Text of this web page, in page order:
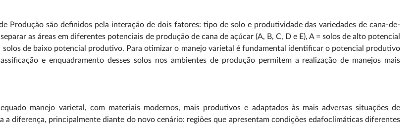
Produção são definidos pela interação de dois fatores: tipo de solo e produtividade das variedades de cana-de-
as áreas em diferentes potenciais de produção de cana de açúcar (A, B, C, D e E), A = solos de alto potencial
solos de baixo potencial produtivo. Para otimizar o manejo varietal é fundamental identificar o potencial produtivo
e enquadramento desses solos nos ambientes de produção permitem a realização de manejos mais
manejo varietal, com materiais modernos, mais produtivos e adaptados às mais adversas situações de
a diferença, principalmente diante do novo cenário: regiões que apresentam condições edafoclimáticas diferentes